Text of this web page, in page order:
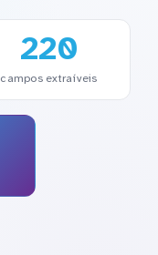
220
campos extraíveis